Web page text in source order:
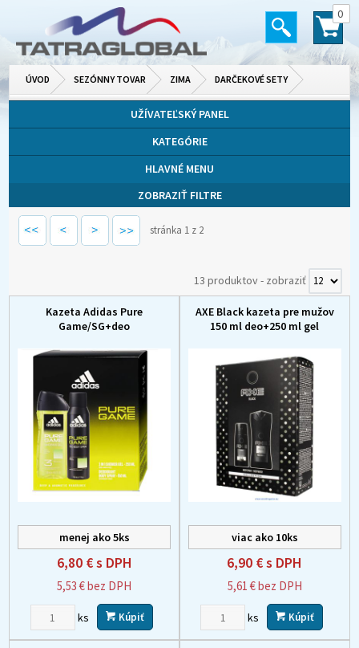
0
ÚVOD SEZÓNNY TOVAR ZIMA DARČEKOVÉ SETY
UŽÍVATEĽSKÝ PANEL
KATEGÓRIE
HLAVNÉ MENU
ZOBRAZIŤ FILTRE
stránka 1 z 2
13 produktov- zobraziť
Kazeta Adidas Pure
Game/SG+deo
menej ako 5ks
6,80 €s DPH
5,53 €bez DPH
ks Kúpiť
AXE Black kazeta pre mužov
150 ml deo+250 ml gel
viac ako 10ks
6,90 €s DPH
5,61 €bez DPH
ks Kúpiť